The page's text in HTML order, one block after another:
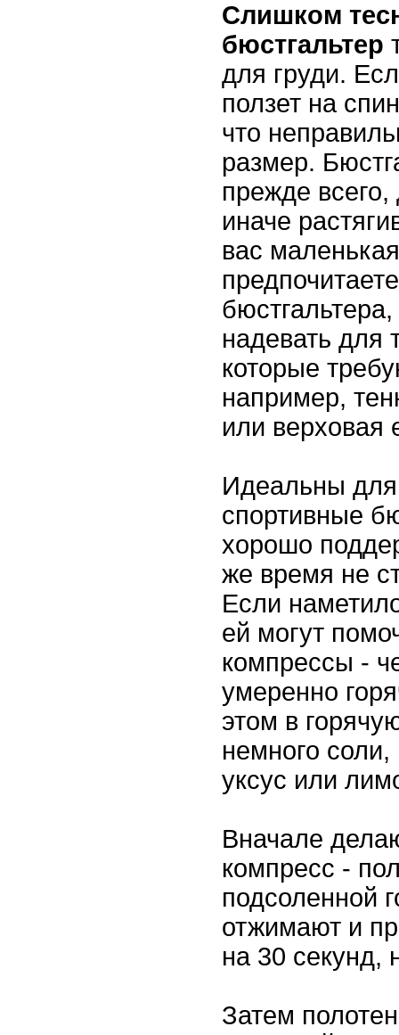
Слишком
бюстгальтер
для груди.
ползет на
что
размер.
прежде
иначе
вас
надевать для
которые
например,
или верховая
Идеальны для
спортивные
хорошо
же время не
Если
ей могут
компрессы -
умеренно
этом в
немного
уксус или
Вначале
компресс -
подсоленной
отжимают и
на 30 секунд,
Затем